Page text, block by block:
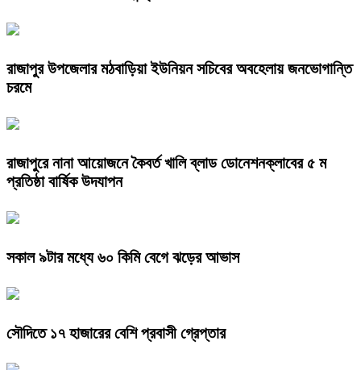
রাজাপুর উপজেলার মঠবাড়িয়া ইউনিয়ন সচিবের অবহেলায় জনভোগান্তি
চরমে
রাজাপুরে নানা আয়োজনে কৈবর্ত খালি ব্লাড ডোনেশনক্লাবের ৫ ম
প্রতিষ্ঠা বার্ষিক উদযাপন
সকাল ৯টার মধ্যে ৬০ কিমি বেগে ঝড়ের আভাস
সৌদিতে ১৭ হাজারের বেশি প্রবাসী গ্রেপ্তার